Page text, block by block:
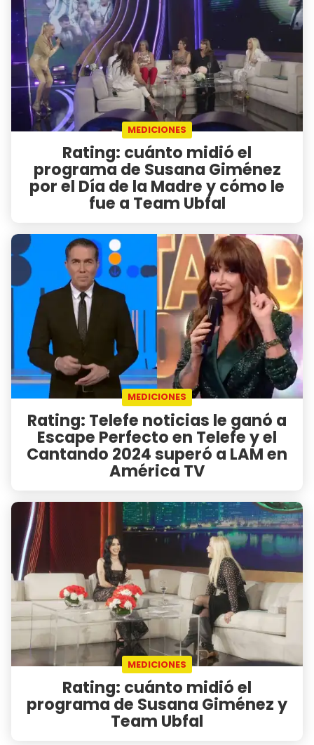
MEDICIONES
Rating: cuánto midió el
programa de Susana Giménez
por el Día de la Madre y cómo le
fue a Team Ubfal
MEDICIONES
Rating: Telefe noticias le ganó a
Escape Perfecto en Telefe y el
Cantando 2024 superó a LAM en
América TV
MEDICIONES
Rating: cuánto midió el
programa de Susana Giménez y
Team Ubfal